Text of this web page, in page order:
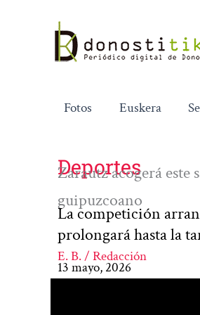
contenido
Fotos Euskera
Deportes
Zarautz acogerá este
guipuzcoano
La competición
prolongará hasta la
E. B. / Redacción
13 mayo, 2026